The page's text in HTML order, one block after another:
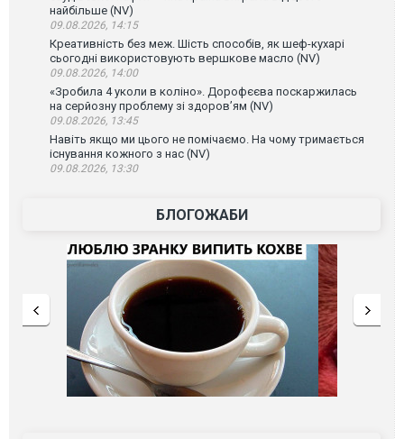
найбільше (NV)
09.08.2026, 14:15
Креативність без меж. Шість способів, як шеф-кухарі
сьогодні використовують вершкове масло (NV)
09.08.2026, 14:00
«Зробила 4 уколи в коліно». Дорофєєва поскаржилась
на серйозну проблему зі здоров’ям (NV)
09.08.2026, 13:45
Навіть якщо ми цього не помічаємо. На чому тримається
існування кожного з нас (NV)
09.08.2026, 13:30
БЛОГОЖАБИ